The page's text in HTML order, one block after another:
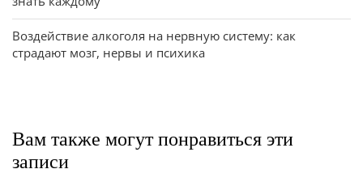
Воздействие алкоголя на нервную систему: как
страдают мозг, нервы и психика
Вам также могут понравиться эти
записи